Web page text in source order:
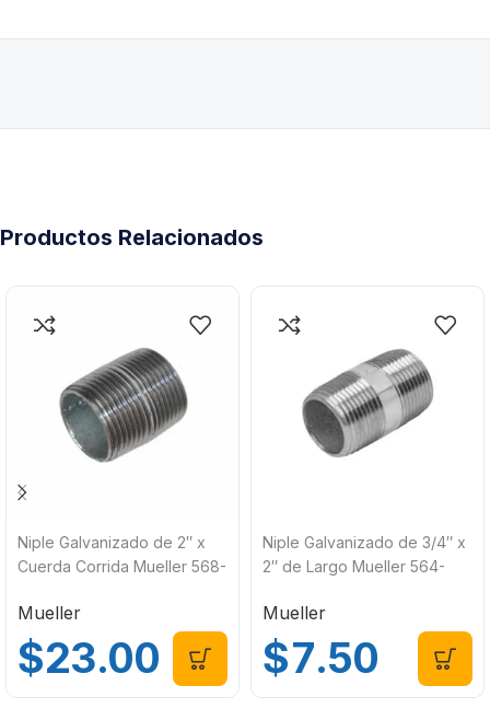
Productos Relacionados
Niple Galvanizado de 2″ x
Cuerda Corrida Mueller 568-
Mueller
$23.00
Niple Galvanizado de 3/4″ x
2″ de Largo Mueller 564-
Mueller
$7.50